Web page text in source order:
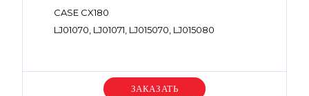
CASE CX180
LJ01070, LJ01071, LJ015070, LJ015080
Уточняйте цену